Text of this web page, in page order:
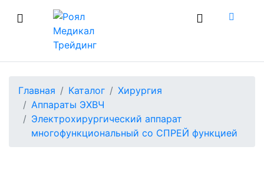
Главная Каталог
Хирургия
Аппараты ЭХВЧ
Электрохирургический аппарат
многофункциональный со СПРЕЙ функцией